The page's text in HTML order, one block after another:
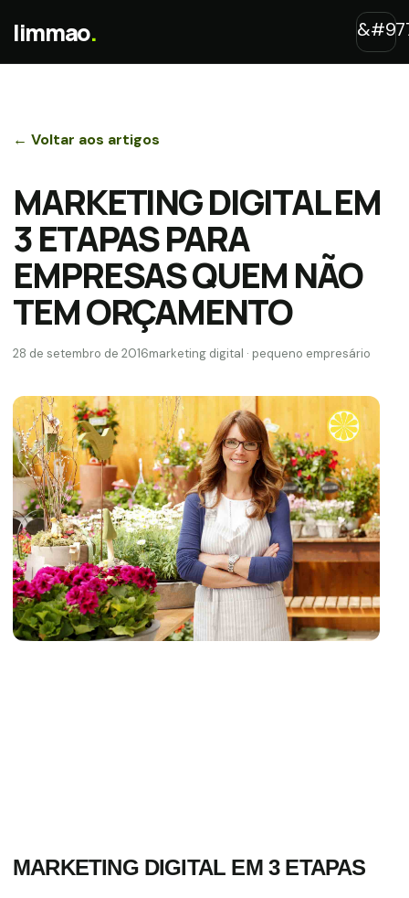
limmao.
← Voltar aos artigos
MARKETING DIGITAL EM
3 ETAPAS PARA
EMPRESAS QUEM NÃO
TEM ORÇAMENTO
28 de setembro de 2016marketing digital · pequeno empresário
MARKETING DIGITAL EM 3 ETAPAS